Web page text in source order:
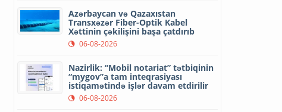
Azərbaycan və Qazaxıstan
Transxəzər Fiber-Optik Kabel
Xəttinin çəkilişini başa çatdırıb
06-08-2026
Nazirlik: “Mobil notariat” tətbiqinin
“mygov”a tam inteqrasiyası
istiqamətində işlər davam etdirilir
06-08-2026